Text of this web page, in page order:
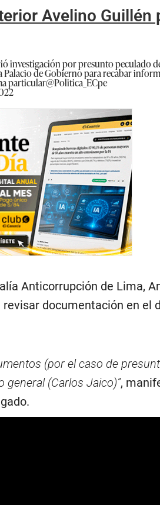
Avelino Guillén
investigación por presunto peculado
Palacio de Gobierno para recabar
particular@Politica_ECpe
Anticorrupción de Lima,
documentación en el
(por el caso de
general (Carlos Jaico)”,